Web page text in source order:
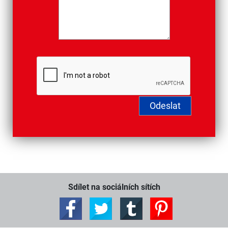
Sdílet na sociálních sítích